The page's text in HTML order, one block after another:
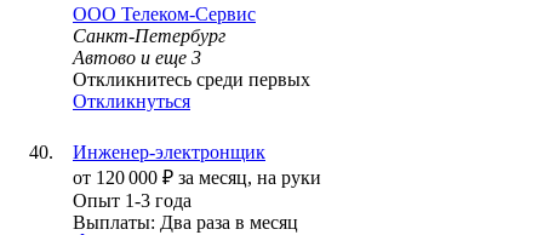
ООО Телеком-Сервис
Санкт-Петербург
Автово и еще 3
Откликнитесь среди первых
Откликнуться
Инженер-электронщик
от 120 000 ₽ за месяц, на руки
Опыт 1-3 года
Выплаты: Два раза в месяц